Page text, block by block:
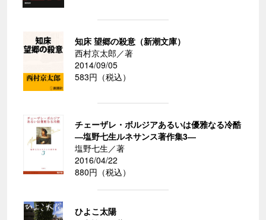
知床 望郷の殺意（新潮文庫）
西村京太郎／著
2014/09/05
583円（税込）
チェーザレ・ボルジアあるいは優雅なる冷酷
―塩野七生ルネサンス著作集3―
塩野七生／著
2016/04/22
880円（税込）
ひよこ太陽